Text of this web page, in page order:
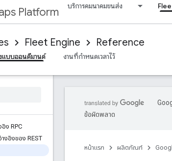
Platform บริการคมนาคมขนส่ง
Fleet Engine Reference
แบบออนดีมานด์ งานที่กำหนดเวลาไว้
อิง RPC
งอิงของ REST
ข้อผิดพลาด
หน้าแรก ผลิตภัณฑ์